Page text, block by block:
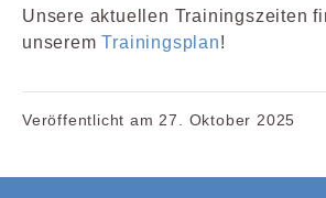
Unsere aktuellen Trainingszeiten
unseremTrainingsplan!
Veröffentlicht am 27. Oktober 2025